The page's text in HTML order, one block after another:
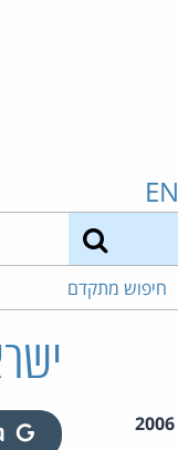
EN
חיפוש מתקדם